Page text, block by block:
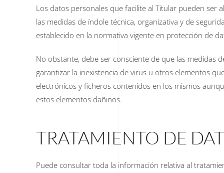
Los datos personales que facilite al Titular pueden ser
las medidas de índole técnica, organizativa y de
establecido en la normativa vigente en protección de
No obstante, debe ser consciente de que las medidas
garantizar la inexistencia de virus u otros elementos
electrónicos y ficheros contenidos en los mismos
estos elementos dañinos.
TRATAMIENTO DE
Puede consultar toda la información relativa al